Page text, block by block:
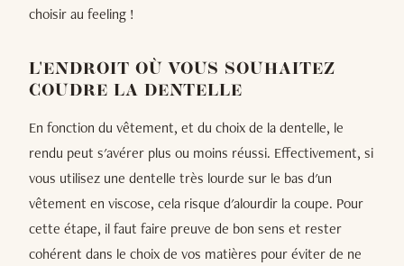
choisir au feeling !
L'ENDROIT OÙ VOUS SOUHAITEZ
COUDRE LA DENTELLE
En fonction du vêtement, et du choix de la dentelle, le
rendu peut s'avérer plus ou moins réussi. Effectivement, si
vous utilisez une dentelle très lourde sur le bas d'un
vêtement en viscose, cela risque d'alourdir la coupe. Pour
cette étape, il faut faire preuve de bon sens et rester
cohérent dans le choix de vos matières pour éviter de ne